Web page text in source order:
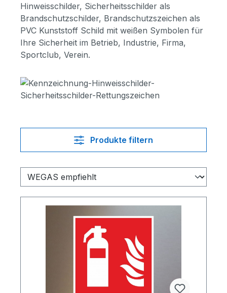
Hinweisschilder, Sicherheitsschilder als
Brandschutzschilder, Brandschutzszeichen als
PVC Kunststoff Schild mit weißen Symbolen für
Ihre Sicherheit im Betrieb, Industrie, Firma,
Sportclub, Verein.
Produkte filtern